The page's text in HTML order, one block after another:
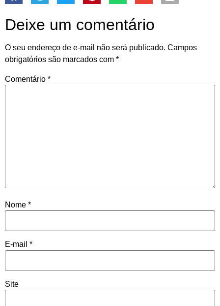
Deixe um comentário
O seu endereço de e-mail não será publicado. Campos
obrigatórios são marcados com *
Comentário *
Nome *
E-mail *
Site